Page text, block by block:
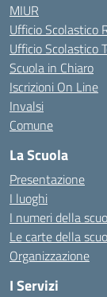
MIUR
Ufficio Scolastico
Ufficio Scolastico
Scuola in Chiaro
Iscrizioni On Line
Invalsi
Comune
La Scuola
Presentazione
I luoghi
I numeri della
Le carte della
Organizzazione
I Servizi